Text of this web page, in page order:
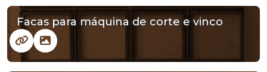
Facas para máquina de corte e vinco